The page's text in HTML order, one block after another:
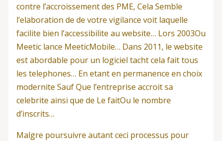
contre l’accroissement des PME, Cela Semble
l’elaboration de de votre vigilance voit laquelle
facilite bien l’accessibilite au website… Lors 2003Ou
Meetic lance MeeticMobile… Dans 2011, le website
est abordable pour un logiciel tacht cela fait tous
les telephones… En etant en permanence en choix
modernite Sauf Que l’entreprise accroit sa
celebrite ainsi que de Le faitOu le nombre
d’inscrits…
Malgre poursuivre autant ceci processus pour